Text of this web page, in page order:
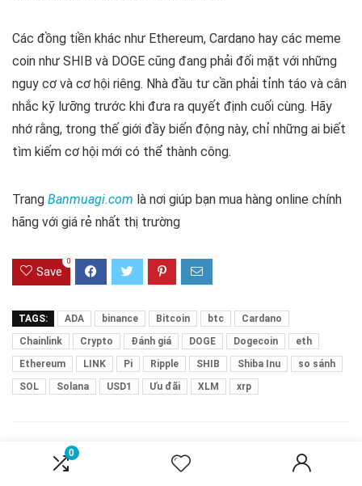
0
Các đồng tiền khác như Ethereum, Cardano hay các meme
coin như SHIB và DOGE cũng đang phải đối mặt với những
nguy cơ và cơ hội riêng. Nhà đầu tư cần phải tỉnh táo và cân
nhắc kỹ lưỡng trước khi đưa ra quyết định cuối cùng. Hãy
nhớ rằng, trong thế giới đầy biến động này, chỉ những ai biết
tìm kiếm cơ hội mới có thể thành công.
Trang Banmuagi.com là nơi giúp bạn mua hàng online chính
hãng với giá rẻ nhất thị trường
Save
0
TAGS: ADA binance Bitcoin btc
Cardano
Chainlink
Crypto Đánh giá DOGE Dogecoin
eth
Ethereum
LINK Pi Ripple SHIB Shiba Inu
so sánh
SOL
Solana USD1 Ưu đãi XLM xrp
Related Articles